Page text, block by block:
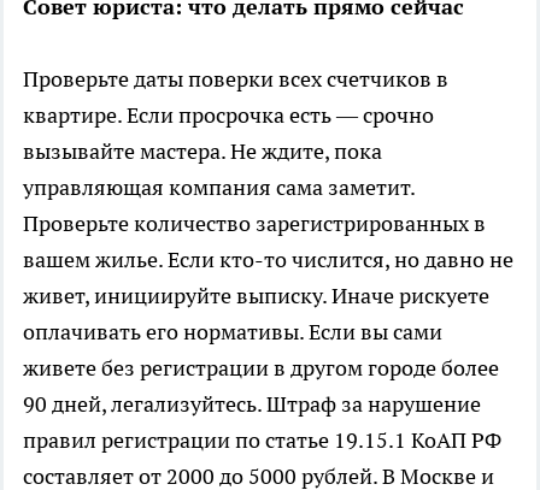
Совет юриста: что делать прямо сейчас
Проверьте даты поверки всех счетчиков в
квартире. Если просрочка есть — срочно
вызывайте мастера. Не ждите, пока
управляющая компания сама заметит.
Проверьте количество зарегистрированных в
вашем жилье. Если кто-то числится, но давно не
живет, инициируйте выписку. Иначе рискуете
оплачивать его нормативы. Если вы сами
живете без регистрации в другом городе более
90 дней, легализуйтесь. Штраф за нарушение
правил регистрации по статье 19.15.1 КоАП РФ
составляет от 2000 до 5000 рублей. В Москве и